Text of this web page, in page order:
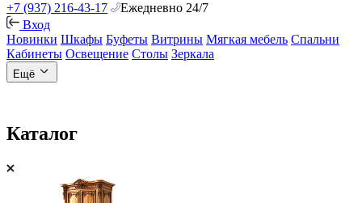
+7 (937) 216-43-17
Ежедневно 24/7
Вход
Новинки Шкафы Буфеты Витрины Мягкая мебель Спальни
Кабинеты Освещение Столы Зеркала
Ещё
Каталог